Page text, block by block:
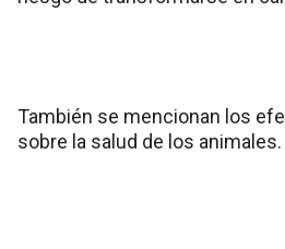
También se mencionan los
sobre la salud de los animales.